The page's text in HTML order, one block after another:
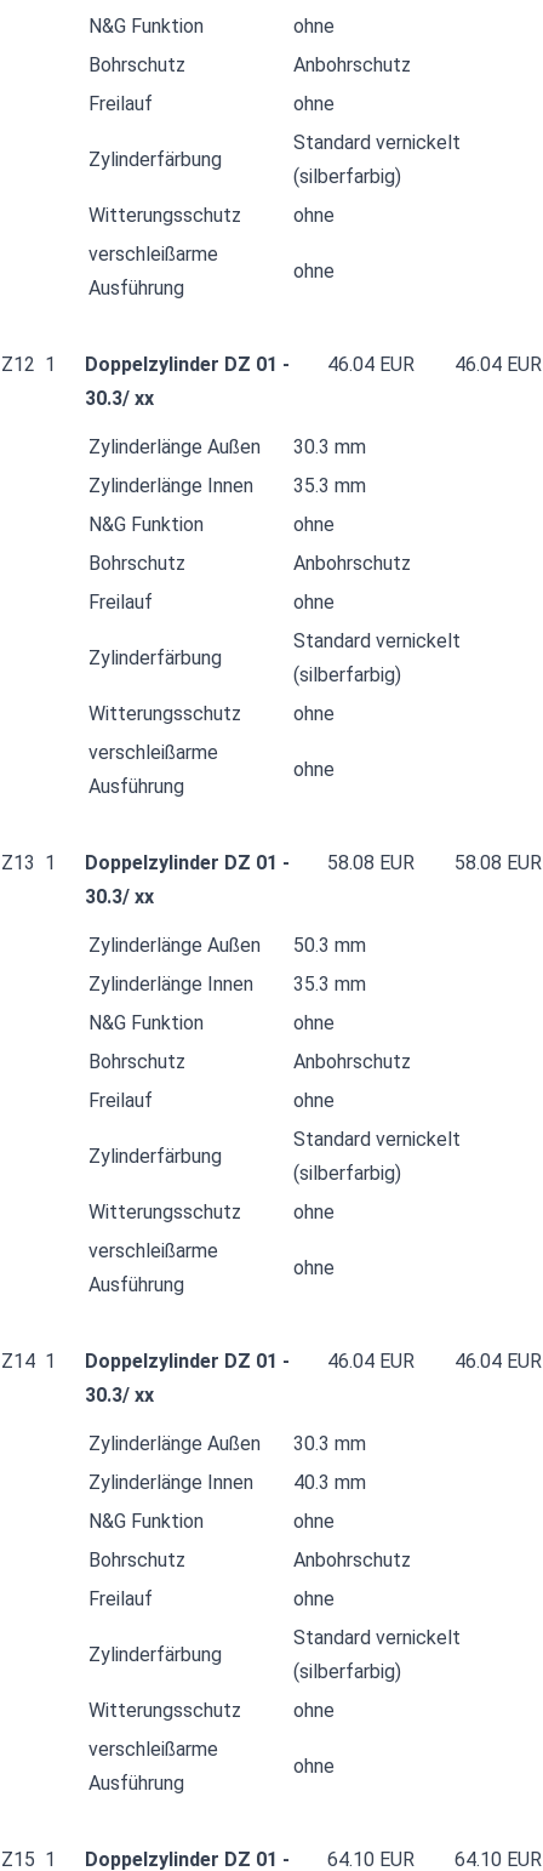
N&G Funktion
ohne
Bohrschutz
Anbohrschutz
Freilauf
ohne
Zylinderfärbung
Standard vernickelt
(silberfarbig)
Witterungsschutz
ohne
verschleißarme
Ausführung
ohne
Z12 1
Doppelzylinder DZ 01 -
30.3/ xx
46.04 EUR 46.04 EUR
Zylinderlänge Außen
30.3 mm
Zylinderlänge Innen
35.3 mm
N&G Funktion
ohne
Bohrschutz
Anbohrschutz
Freilauf
ohne
Zylinderfärbung
Standard vernickelt
(silberfarbig)
Witterungsschutz
ohne
verschleißarme
Ausführung
ohne
Z13 1
Doppelzylinder DZ 01 -
30.3/ xx
58.08 EUR 58.08 EUR
Zylinderlänge Außen
50.3 mm
Zylinderlänge Innen
35.3 mm
N&G Funktion
ohne
Bohrschutz
Anbohrschutz
Freilauf
ohne
Zylinderfärbung
Standard vernickelt
(silberfarbig)
Witterungsschutz
ohne
verschleißarme
Ausführung
ohne
Z14 1
Doppelzylinder DZ 01 -
30.3/ xx
46.04 EUR 46.04 EUR
Zylinderlänge Außen
30.3 mm
Zylinderlänge Innen
40.3 mm
N&G Funktion
ohne
Bohrschutz
Anbohrschutz
Freilauf
ohne
Zylinderfärbung
Standard vernickelt
(silberfarbig)
Witterungsschutz
ohne
verschleißarme
Ausführung
ohne
Z15 1 Doppelzylinder DZ 01 - 64.10 EUR 64.10 EUR